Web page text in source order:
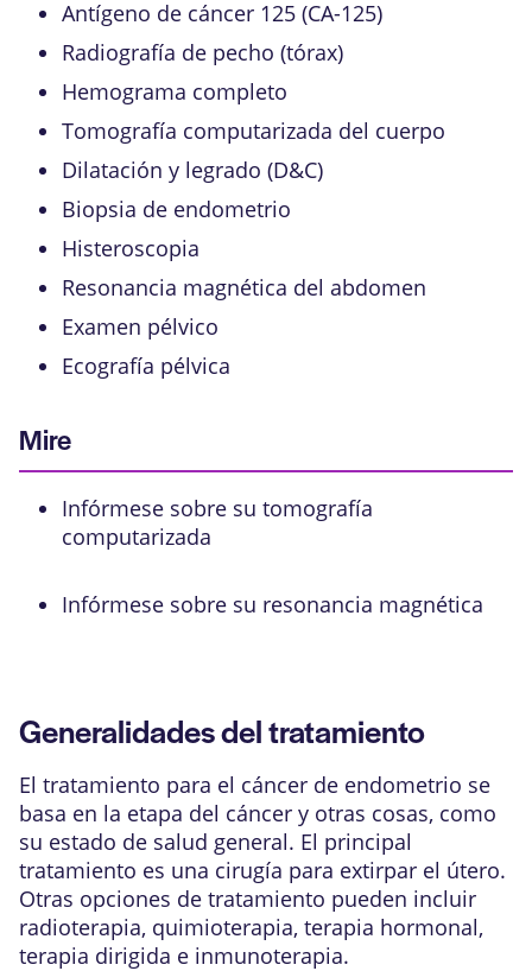
Antígeno de cáncer 125 (CA-125)
Radiografía de pecho (tórax)
Hemograma completo
Tomografía computarizada del cuerpo
Dilatación y legrado (D&C)
Biopsia de endometrio
Histeroscopia
Resonancia magnética del abdomen
Examen pélvico
Ecografía pélvica
Mire
Infórmese sobre su tomografía
computarizada
Infórmese sobre su resonancia magnética
Generalidades del tratamiento
El tratamiento para el cáncer de endometrio se
basa en la etapa del cáncer y otras cosas, como
su estado de salud general. El principal
tratamiento es una cirugía para extirpar el útero.
Otras opciones de tratamiento pueden incluir
radioterapia, quimioterapia, terapia hormonal,
terapia dirigida e inmunoterapia.